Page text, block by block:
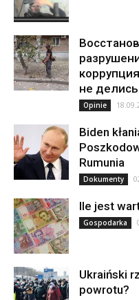
не делись
Opinie
Biden
Rumunia
Dokumenty
Ile jest
Gospodarka
Ukraiński
powrotu?